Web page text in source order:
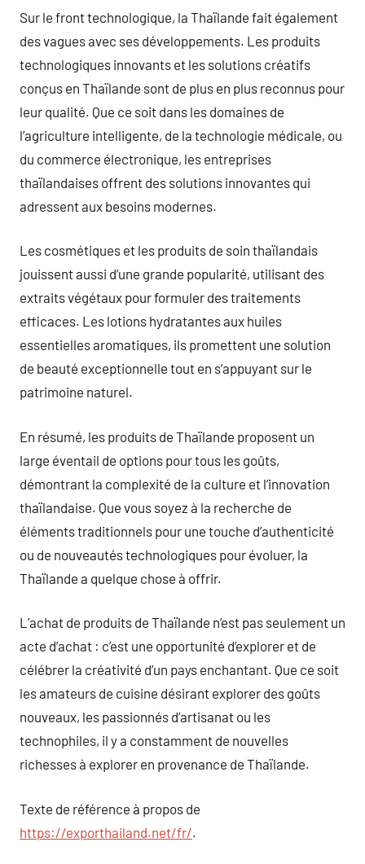
Sur le front technologique, la Thaïlande fait également
des vagues avec ses développements. Les produits
technologiques innovants et les solutions créatifs
conçus en Thaïlande sont de plus en plus reconnus pour
leur qualité. Que ce soit dans les domaines de
l’agriculture intelligente, de la technologie médicale, ou
du commerce électronique, les entreprises
thaïlandaises offrent des solutions innovantes qui
adressent aux besoins modernes.
Les cosmétiques et les produits de soin thaïlandais
jouissent aussi d’une grande popularité, utilisant des
extraits végétaux pour formuler des traitements
efficaces. Les lotions hydratantes aux huiles
essentielles aromatiques, ils promettent une solution
de beauté exceptionnelle tout en s’appuyant sur le
patrimoine naturel.
En résumé, les produits de Thaïlande proposent un
large éventail de options pour tous les goûts,
démontrant la complexité de la culture et l’innovation
thaïlandaise. Que vous soyez à la recherche de
éléments traditionnels pour une touche d’authenticité
ou de nouveautés technologiques pour évoluer, la
Thaïlande a quelque chose à offrir.
L’achat de produits de Thaïlande n’est pas seulement un
acte d’achat : c’est une opportunité d’explorer et de
célébrer la créativité d’un pays enchantant. Que ce soit
les amateurs de cuisine désirant explorer des goûts
nouveaux, les passionnés d’artisanat ou les
technophiles, il y a constamment de nouvelles
richesses à explorer en provenance de Thaïlande.
Texte de référence à propos de
https://exporthailand.net/fr/.